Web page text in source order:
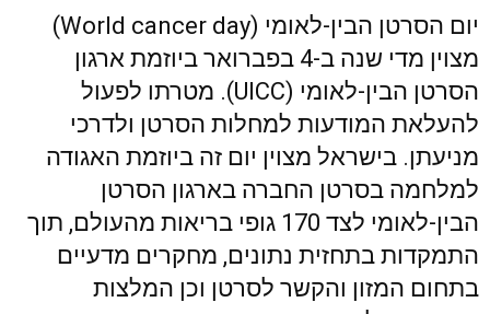
יום הסרטן הבין-לאומי (World cancer day)
מצוין מדי שנה ב-4 בפברואר ביוזמת ארגון
הסרטן הבין-לאומי (UICC). מטרתו לפעול
להעלאת המודעות למחלות הסרטן ולדרכי
מניעתן. בישראל מצוין יום זה ביוזמת האגודה
למלחמה בסרטן החברה בארגון הסרטן
הבין-לאומי לצד 170 גופי בריאות מהעולם, תוך
התמקדות בתחזית נתונים, מחקרים מדעיים
בתחום המזון והקשר לסרטן וכן המלצות